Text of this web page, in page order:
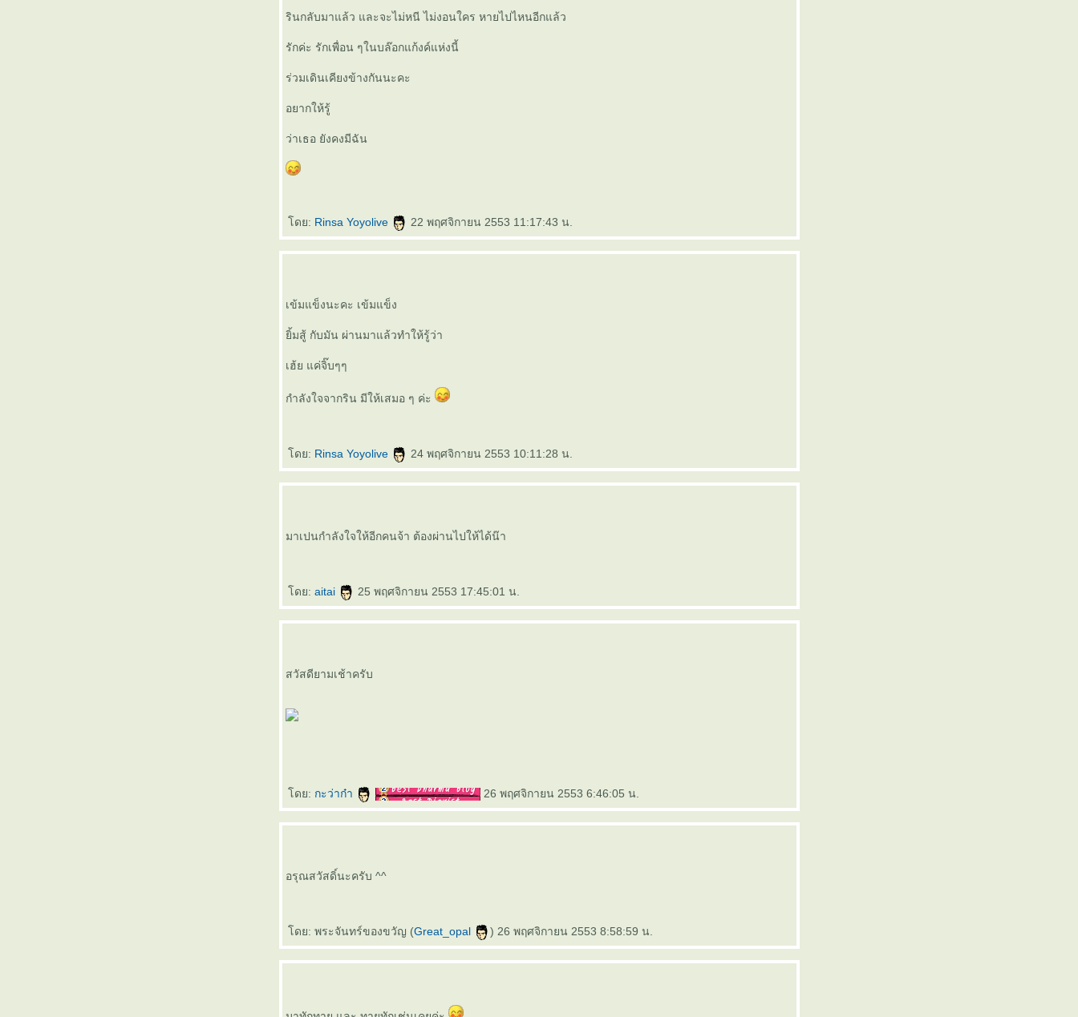
รินกลับมาแล้ว และจะไม่หนี ไม่งอนใคร หายไปไหนอีกแล้ว
รักค่ะ รักเพื่อน ๆในบล๊อกแก้งค์แห่งนี้
ร่วมเดินเคียงข้างกันนะคะ
อยากให้รู้
ว่าเธอ ยังคงมีฉัน
ดย: Rinsa Yoyolive 22 พฤศจิกายน 2553 11:17:43 น.
เข้มแข็งนะคะ เข้มแข็ง
ิ้มสู้ กับมัน ผ่านมาแล้วทำให้รู้ว่า
เฮ้ย แค่จิ๊บๆๆ
กำลังใจจากริน มีให้เสมอ ๆ ค่ะ
ดย: Rinsa Yoyolive 24 พฤศจิกายน 2553 10:11:28 น.
มาเปนกำลังใจให้อีกคนจ้า ต้องผ่านไปให้ได้น๊า
ดย: aitai 25 พฤศจิกายน 2553 17:45:01 น.
สวัสดียามเช้าครับ
ดย: กะว่าก๋า 26 พฤศจิกายน 2553 6:46:05 น.
อรุณสวัสดิ์นะครับ ^^
ดย: พระจันทร์ของขวัญ (Great_opal ) 26 พฤศจิกายน 2553 8:58:59 น.